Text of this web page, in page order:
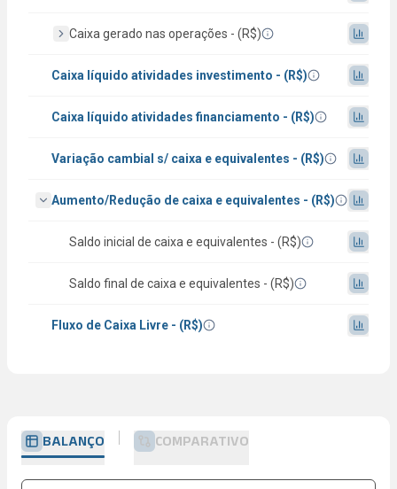
Caixa gerado nas operações - (R$)
Caixa líquido atividades investimento - (R$)
Caixa líquido atividades financiamento - (R$)
Variação cambial s/ caixa e equivalentes - (R$)
Aumento/Redução de caixa e equivalentes - (R$)
Saldo inicial de caixa e equivalentes - (R$)
Saldo final de caixa e equivalentes - (R$)
Fluxo de Caixa Livre - (R$)
BALANÇO COMPARATIVO